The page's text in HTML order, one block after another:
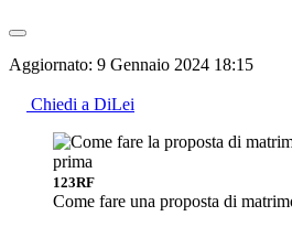
Aggiornato: 9 Gennaio 2024 18:15
Chiedi a DiLei
123RF
Come fare una proposta di